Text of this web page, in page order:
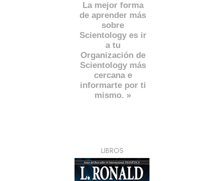
La mejor forma
de aprender más
sobre
Scientology es ir
a tu
Organización de
Scientology más
cercana e
informarte por ti
mismo. »
LIBROS